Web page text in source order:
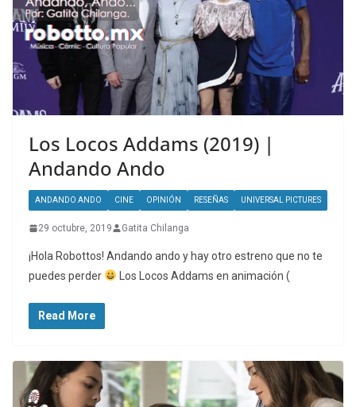
Los Locos Addams (2019) |
Andando Ando
ANDANDO ANDO CINE OPINIÓN RESEÑAS UNIVERSAL PICTURES
29 octubre, 2019 Gatita Chilanga
¡Hola Robottos! Andando ando y hay otro estreno que no te
puedes perder
Los Locos Addams en animación (
Read More